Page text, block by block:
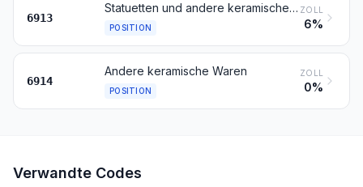
6913
Statuetten und andere keramische Ziergegenstände
POSITION
ZOLL
6%
6914
Andere keramische Waren
POSITION
ZOLL
0%
Verwandte Codes